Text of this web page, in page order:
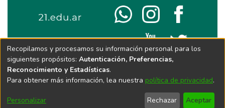
Recopilamos y procesamos su información personal para los
siguientes propósitos: Autenticación, Preferencias,
Reconocimiento y Estadísticas.
Para obtener más información, lea nuestra política de privacidad.
Personalizar Rechazar Aceptar